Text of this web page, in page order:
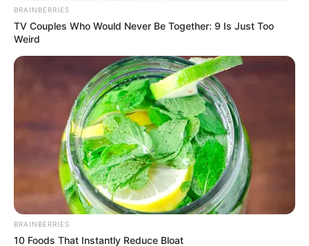
BRAINBERRIES
TV Couples Who Would Never Be Together: 9 Is Just Too
Weird
BRAINBERRIES
10 Foods That Instantly Reduce Bloat